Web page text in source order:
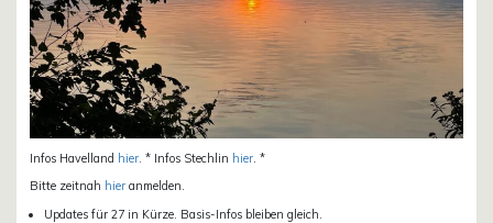
Infos Havelland hier . * Infos Stechlin hier . *
Bitte zeitnah hier anmelden.
Updates für 27 in Kürze. Basis-Infos bleiben gleich.